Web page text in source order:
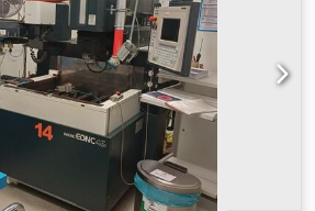
(MST + Rego Fix) Шпинделът е
Hsfx Adtekr Линейните винтови
през 2024 година
32 000 работни часа на
в текущо производство Налична от
46 / 2026 година Възможен е оглед
предварителна уговорка по всяко